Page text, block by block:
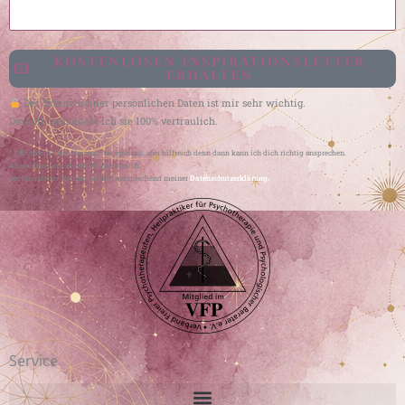
KOSTENLOSEN INSPIRATIONSLETTER
ERHALTEN
Der Schutz deiner persönlichen Daten ist mir sehr wichtig.
Deshalb behandele ich sie 100% vertraulich.
* Pflichtfeld. Dein Vorname ist optional, aber hilfreich denn dann kann ich dich richtig ansprechen.
Abmeldung mit einem Klick möglich.
Der Newsletter-Versand erfolgt entsprechend meiner Datenschutzerklärung.
Service